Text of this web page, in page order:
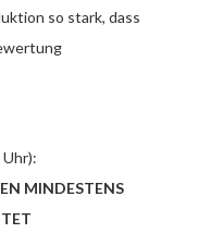
so stark, dass
MINDESTENS